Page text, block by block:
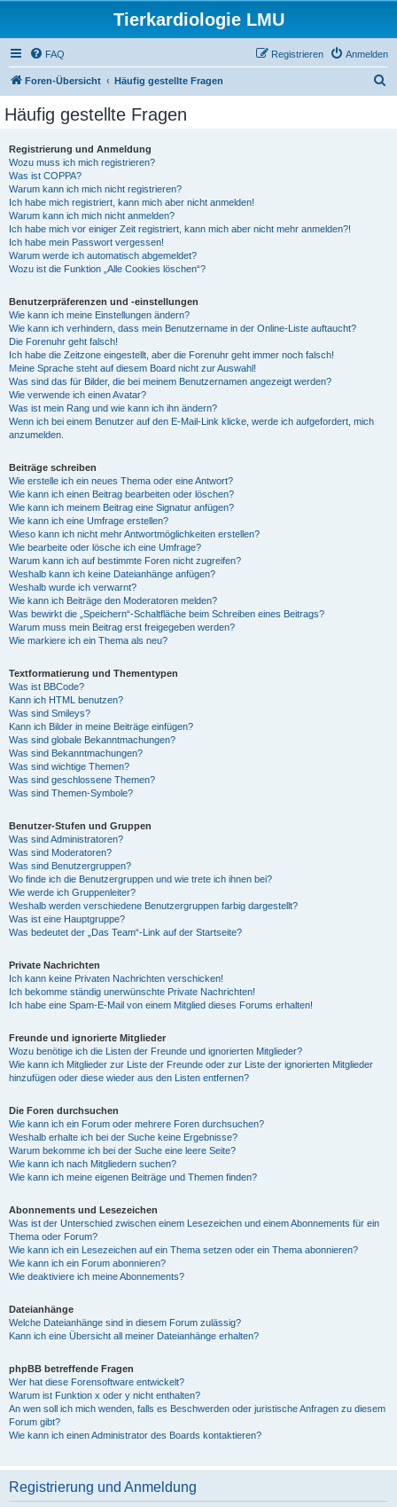
Tierkardiologie LMU
FAQ Anmelden
Registrieren
Foren-Übersicht Häufig gestellte Fragen
Häufig gestellte Fragen
Registrierung und Anmeldung
Wozu muss ich mich registrieren?
Was ist COPPA?
Warum kann ich mich nicht registrieren?
Ich habe mich registriert, kann mich aber nicht anmelden!
Warum kann ich mich nicht anmelden?
Ich habe mich vor einiger Zeit registriert, kann mich aber nicht mehr anmelden?!
Ich habe mein Passwort vergessen!
Warum werde ich automatisch abgemeldet?
Wozu ist die Funktion „Alle Cookies löschen“?
Benutzerpräferenzen und -einstellungen
Wie kann ich meine Einstellungen ändern?
Wie kann ich verhindern, dass mein Benutzername in der Online-Liste auftaucht?
Die Forenuhr geht falsch!
Ich habe die Zeitzone eingestellt, aber die Forenuhr geht immer noch falsch!
Meine Sprache steht auf diesem Board nicht zur Auswahl!
Was sind das für Bilder, die bei meinem Benutzernamen angezeigt werden?
Wie verwende ich einen Avatar?
Was ist mein Rang und wie kann ich ihn ändern?
Wenn ich bei einem Benutzer auf den E-Mail-Link klicke, werde ich aufgefordert, mich
anzumelden.
Beiträge schreiben
Wie erstelle ich ein neues Thema oder eine Antwort?
Wie kann ich einen Beitrag bearbeiten oder löschen?
Wie kann ich meinem Beitrag eine Signatur anfügen?
Wie kann ich eine Umfrage erstellen?
Wieso kann ich nicht mehr Antwortmöglichkeiten erstellen?
Wie bearbeite oder lösche ich eine Umfrage?
Warum kann ich auf bestimmte Foren nicht zugreifen?
Weshalb kann ich keine Dateianhänge anfügen?
Weshalb wurde ich verwarnt?
Wie kann ich Beiträge den Moderatoren melden?
Was bewirkt die „Speichern“-Schaltfläche beim Schreiben eines Beitrags?
Warum muss mein Beitrag erst freigegeben werden?
Wie markiere ich ein Thema als neu?
Textformatierung und Thementypen
Was ist BBCode?
Kann ich HTML benutzen?
Was sind Smileys?
Kann ich Bilder in meine Beiträge einfügen?
Was sind globale Bekanntmachungen?
Was sind Bekanntmachungen?
Was sind wichtige Themen?
Was sind geschlossene Themen?
Was sind Themen-Symbole?
Benutzer-Stufen und Gruppen
Was sind Administratoren?
Was sind Moderatoren?
Was sind Benutzergruppen?
Wo finde ich die Benutzergruppen und wie trete ich ihnen bei?
Wie werde ich Gruppenleiter?
Weshalb werden verschiedene Benutzergruppen farbig dargestellt?
Was ist eine Hauptgruppe?
Was bedeutet der „Das Team“-Link auf der Startseite?
Private Nachrichten
Ich kann keine Privaten Nachrichten verschicken!
Ich bekomme ständig unerwünschte Private Nachrichten!
Ich habe eine Spam-E-Mail von einem Mitglied dieses Forums erhalten!
Freunde und ignorierte Mitglieder
Wozu benötige ich die Listen der Freunde und ignorierten Mitglieder?
Wie kann ich Mitglieder zur Liste der Freunde oder zur Liste der ignorierten Mitglieder
hinzufügen oder diese wieder aus den Listen entfernen?
Die Foren durchsuchen
Wie kann ich ein Forum oder mehrere Foren durchsuchen?
Weshalb erhalte ich bei der Suche keine Ergebnisse?
Warum bekomme ich bei der Suche eine leere Seite?
Wie kann ich nach Mitgliedern suchen?
Wie kann ich meine eigenen Beiträge und Themen finden?
Abonnements und Lesezeichen
Was ist der Unterschied zwischen einem Lesezeichen und einem Abonnements für ein
Thema oder Forum?
Wie kann ich ein Lesezeichen auf ein Thema setzen oder ein Thema abonnieren?
Wie kann ich ein Forum abonnieren?
Wie deaktiviere ich meine Abonnements?
Dateianhänge
Welche Dateianhänge sind in diesem Forum zulässig?
Kann ich eine Übersicht all meiner Dateianhänge erhalten?
phpBB betreffende Fragen
Wer hat diese Forensoftware entwickelt?
Warum ist Funktion x oder y nicht enthalten?
An wen soll ich mich wenden, falls es Beschwerden oder juristische Anfragen zu diesem
Forum gibt?
Wie kann ich einen Administrator des Boards kontaktieren?
Registrierung und Anmeldung